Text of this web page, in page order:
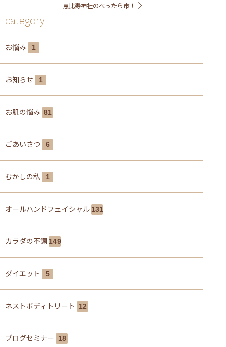
恵比寿神社のべったら市！
category
お悩み 1
お知らせ 1
お肌の悩み 81
ごあいさつ 6
むかしの私 1
オールハンドフェイシャル 131
カラダの不調 149
ダイエット 5
ネストボディトリート 12
ブログセミナー 18